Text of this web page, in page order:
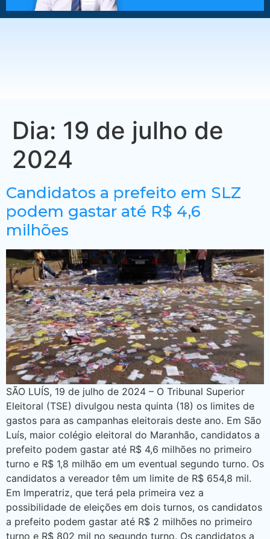
Dia: 19 de julho de
2024
Candidatos a prefeito em SLZ
podem gastar até R$ 4,6
milhões
SÃO LUÍS, 19 de julho de 2024 – O Tribunal Superior
Eleitoral (TSE) divulgou nesta quinta (18) os limites de
gastos para as campanhas eleitorais deste ano. Em São
Luís, maior colégio eleitoral do Maranhão, candidatos a
prefeito podem gastar até R$ 4,6 milhões no primeiro
turno e R$ 1,8 milhão em um eventual segundo turno. Os
candidatos a vereador têm um limite de R$ 654,8 mil.
Em Imperatriz, que terá pela primeira vez a
possibilidade de eleições em dois turnos, os candidatos
a prefeito podem gastar até R$ 2 milhões no primeiro
turno e R$ 802 mil no segundo turno. Os candidatos a